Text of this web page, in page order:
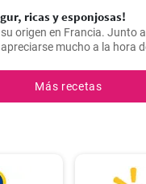
ricas y esponjosas!
origen en Francia. Junto a
a la hora del desayuno o de
magdalenas van a salir muy
Más recetas